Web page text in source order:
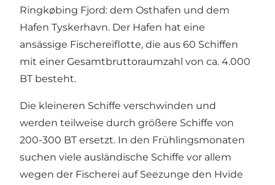
Ringkøbing Fjord: dem Osthafen und dem
Hafen Tyskerhavn. Der Hafen hat eine
ansässige Fischereiflotte, die aus 60 Schiffen
mit einer Gesamtbruttoraumzahl von ca. 4.000
BT besteht.
Die kleineren Schiffe verschwinden und
werden teilweise durch größere Schiffe von
200-300 BT ersetzt. In den Frühlingsmonaten
suchen viele ausländische Schiffe vor allem
wegen der Fischerei auf Seezunge den Hvide